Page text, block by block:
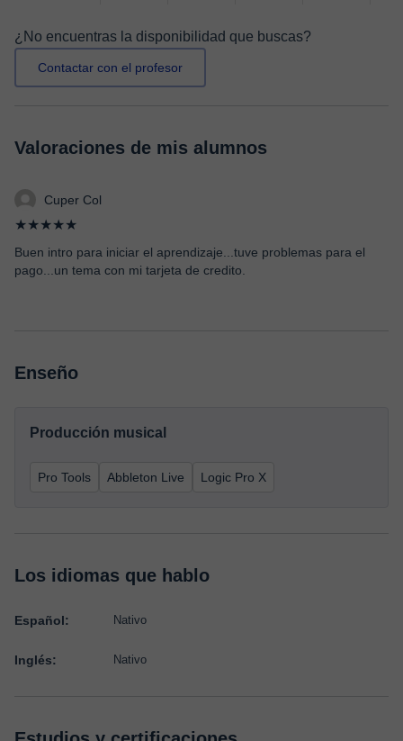
¿No encuentras la disponibilidad que buscas?
Contactar con el profesor
Valoraciones de mis alumnos
Cuper Col
★★★★★
Buen intro para iniciar el aprendizaje...tuve problemas para el
pago...un tema con mi tarjeta de credito.
Enseño
Producción musical
Pro Tools Abbleton Live Logic Pro X
Los idiomas que hablo
Español: Nativo
Inglés: Nativo